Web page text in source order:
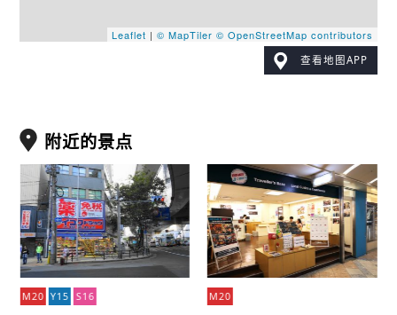
Leaflet | © MapTiler © OpenStreetMap contributors
查看地图APP
附近的景点
M20 Y15 S16 M20